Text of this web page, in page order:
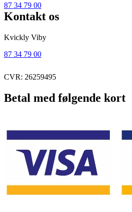
87 34 79 00
Kontakt os
Kvickly Viby
87 34 79 00
CVR: 26259495
Betal med følgende kort